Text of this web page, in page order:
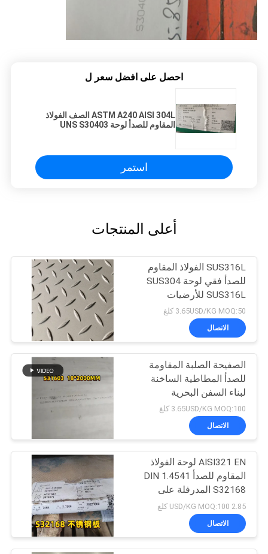
احصل على افضل سعر ل
ASTM A240 AISI 304L الصف الفولاذ
المقاوم للصدأ لوحة UNS S30403
استمر
أعلى المنتجات
SUS316L الفولاذ المقاوم
للصدأ فقي لوحة SUS304
SUS316L للأرضيات
3.65USD/KG MOQ:50 كلغ
الاتصال
الصفيحة الصلبة المقاومة
للصدأ المطاطية الساخنة
لبناء السفن البحرية
3.65USD/KG MOQ:100 كلغ
الاتصال
AISI321 EN لوحة الفولاذ
المقاوم للصدأ DIN 1.4541
S32168 المدرفلة على
الساخن 10 ملم للغلاية
2.85 USD/KG MOQ:100 كلغ
الاتصال